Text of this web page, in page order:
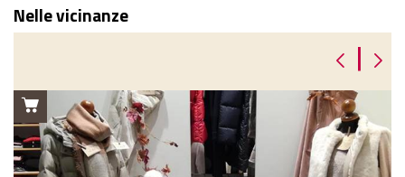
Nelle vicinanze
|